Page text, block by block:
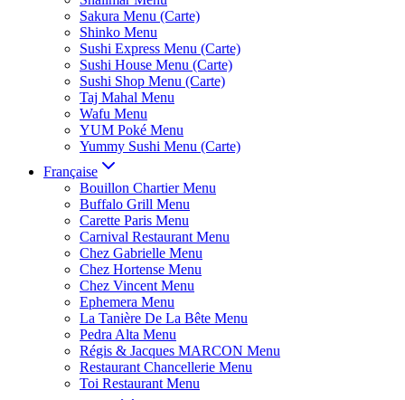
Sakura Menu (Carte)
Shinko Menu
Sushi Express Menu (Carte)
Sushi House Menu (Carte)
Sushi Shop Menu (Carte)
Taj Mahal Menu
Wafu Menu
YUM Poké Menu
Yummy Sushi Menu (Carte)
Française
Bouillon Chartier Menu
Buffalo Grill Menu
Carette Paris Menu
Carnival Restaurant Menu
Chez Gabrielle Menu
Chez Hortense Menu
Chez Vincent Menu
Ephemera Menu
La Tanière De La Bête Menu
Pedra Alta Menu
Régis & Jacques MARCON Menu
Restaurant Chancellerie Menu
Toi Restaurant Menu